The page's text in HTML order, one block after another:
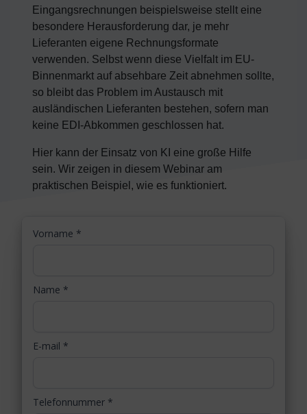
Eingangsrechnungen beispielsweise stellt eine
besondere Herausforderung dar, je mehr
Lieferanten eigene Rechnungsformate
verwenden. Selbst wenn diese Vielfalt im EU-
Binnenmarkt auf absehbare Zeit abnehmen sollte,
so bleibt das Problem im Austausch mit
ausländischen Lieferanten bestehen, sofern man
keine EDI-Abkommen geschlossen hat.
Hier kann der Einsatz von KI eine große Hilfe
sein. Wir zeigen in diesem Webinar am
praktischen Beispiel, wie es funktioniert.
Vorname *
Name *
E-mail *
Telefonnummer *